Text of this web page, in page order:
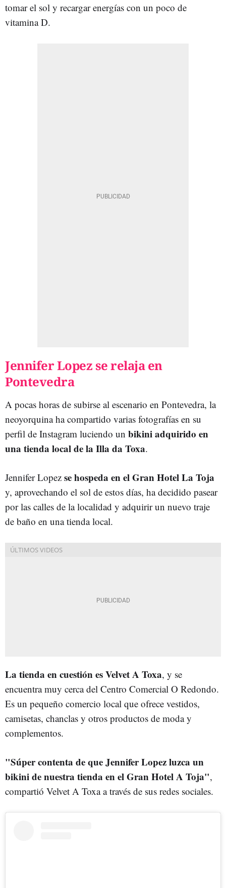
tomar el sol y recargar energías con un poco de
vitamina D.
Jennifer Lopez se relaja en
Pontevedra
A pocas horas de subirse al escenario en Pontevedra, la
neoyorquina ha compartido varias fotografías en su
perfil de Instagram luciendo un bikini adquirido en
una tienda local de la Illa da Toxa.
Jennifer Lopez se hospeda en el Gran Hotel La Toja
y, aprovechando el sol de estos días, ha decidido pasear
por las calles de la localidad y adquirir un nuevo traje
de baño en una tienda local.
La tienda en cuestión es Velvet A Toxa, y se
encuentra muy cerca del Centro Comercial O Redondo.
Es un pequeño comercio local que ofrece vestidos,
camisetas, chanclas y otros productos de moda y
complementos.
"Súper contenta de que Jennifer Lopez luzca un
bikini de nuestra tienda en el Gran Hotel A Toja",
compartió Velvet A Toxa a través de sus redes sociales.